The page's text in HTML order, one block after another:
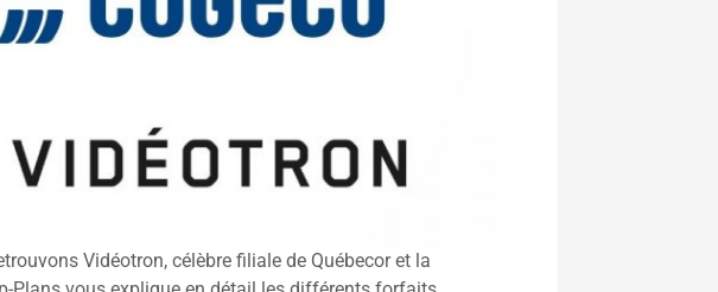
Vidéotron, célèbre filiale de Québecor et la